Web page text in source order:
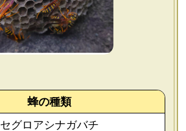
個人情報保護方針
蜂の種類
セグロアシナガバチ